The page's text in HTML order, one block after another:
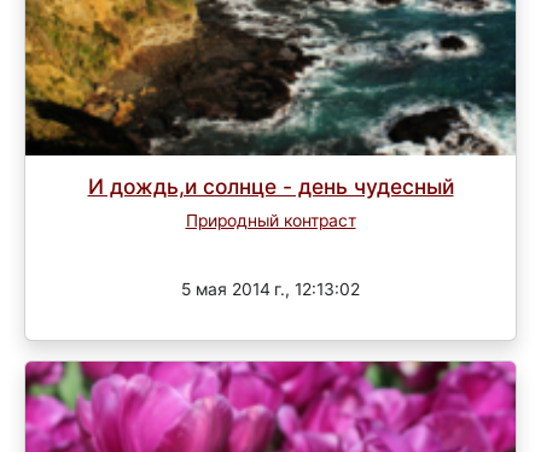
И дождь,и солнце - день чудесный
Природный контраст
5 мая 2014 г., 12:13:02